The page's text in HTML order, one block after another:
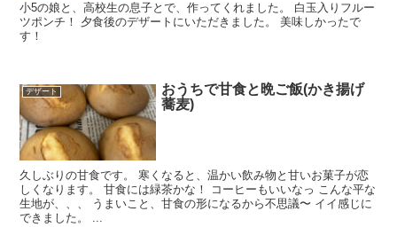
小5の娘と、高校生の息子とで、作ってくれました。 白玉入りフルー
ツポンチ！ 夕食後のデザートにいただきました。 美味しかったで
す！
デザート
おうちで甘食と晩ご飯(かき揚げ
蕎麦)
久しぶりの甘食です。 寒くなると、温かい飲み物と甘いお菓子が恋
しくなります。 甘食には緑茶かな！ コーヒーもいいなっ こんな平な
生地が、、、 うまいこと、甘食の形になるから不思議〜 イイ感じに
できました。 ...